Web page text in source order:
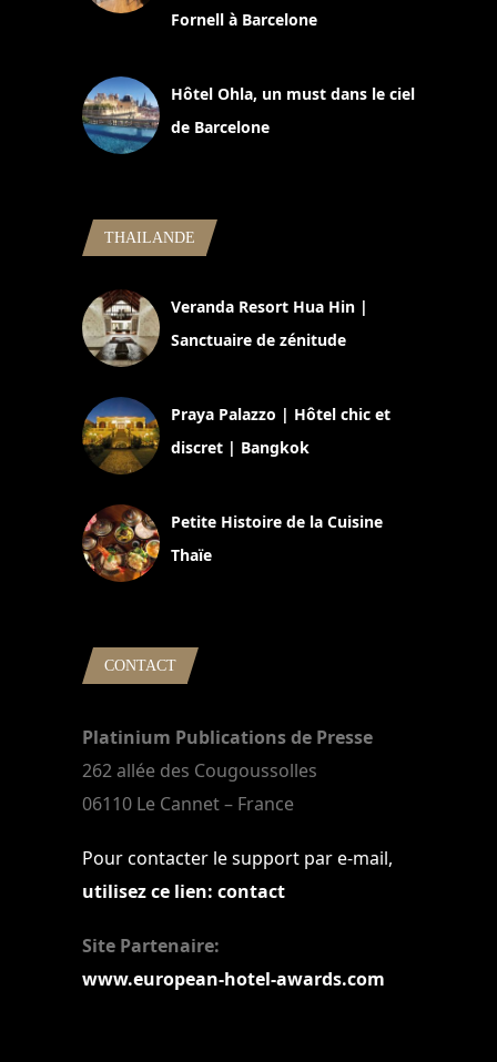
Fornell à Barcelone
Hôtel Ohla, un must dans le ciel
de Barcelone
THAILANDE
Veranda Resort Hua Hin |
Sanctuaire de zénitude
Praya Palazzo | Hôtel chic et
discret | Bangkok
Petite Histoire de la Cuisine
Thaïe
CONTACT
Platinium Publications de Presse
262 allée des Cougoussolles
06110 Le Cannet – France
Pour contacter le support par e-mail,
utilisez ce lien: contact
Site Partenaire:
www.european-hotel-awards.com